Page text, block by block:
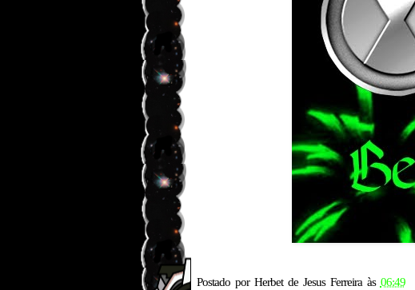
Postado por Herbet de Jesus Ferreira às 06:49